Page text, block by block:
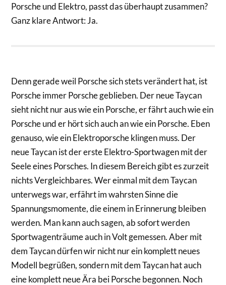
Porsche und Elektro, passt das überhaupt zusammen?
Ganz klare Antwort: Ja.
Denn gerade weil Porsche sich stets verändert hat, ist
Porsche immer Porsche geblieben. Der neue Taycan
sieht nicht nur aus wie ein Porsche, er fährt auch wie ein
Porsche und er hört sich auch an wie ein Porsche. Eben
genauso, wie ein Elektroporsche klingen muss. Der
neue Taycan ist der erste Elektro-Sportwagen mit der
Seele eines Porsches. In diesem Bereich gibt es zurzeit
nichts Vergleichbares. Wer einmal mit dem Taycan
unterwegs war, erfährt im wahrsten Sinne die
Spannungsmomente, die einem in Erinnerung bleiben
werden. Man kann auch sagen, ab sofort werden
Sportwagenträume auch in Volt gemessen. Aber mit
dem Taycan dürfen wir nicht nur ein komplett neues
Modell begrüßen, sondern mit dem Taycan hat auch
eine komplett neue Ära bei Porsche begonnen. Noch